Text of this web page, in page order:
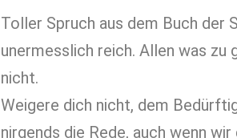
Toller Spruch aus dem Buch der
unermesslich reich. Allen was zu
nicht.
Weigere dich nicht, dem
nirgends die Rede, auch wenn